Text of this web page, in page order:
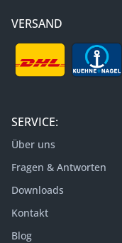
VERSAND
SERVICE:
Über uns
Fragen & Antworten
Downloads
Kontakt
Blog